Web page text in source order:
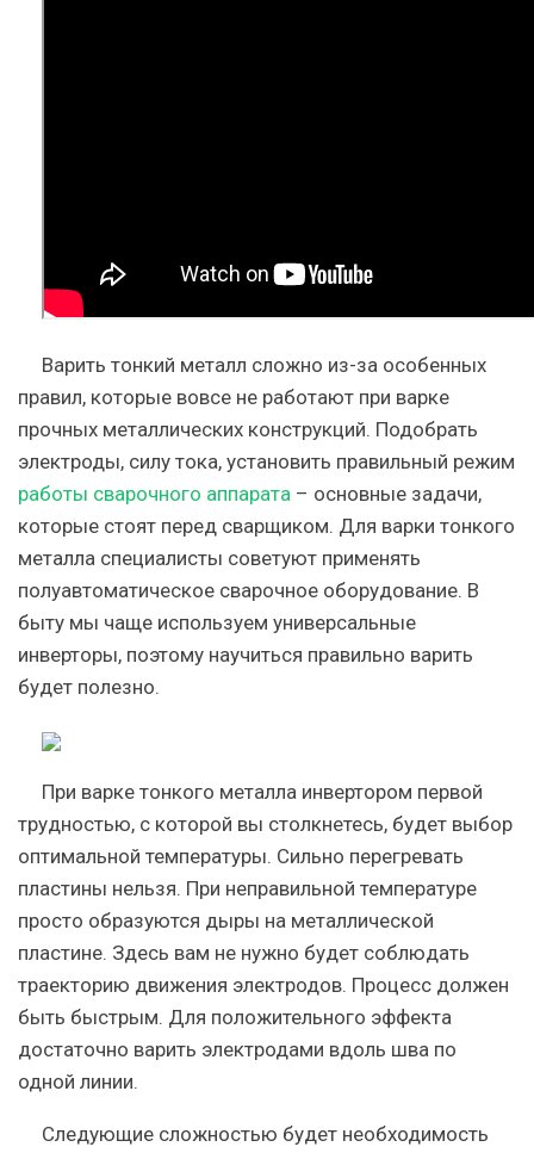
Варить тонкий металл сложно из-за особенных
правил, которые вовсе не работают при варке
прочных металлических конструкций. Подобрать
электроды, силу тока, установить правильный режим
работы сварочного аппарата – основные задачи,
которые стоят перед сварщиком. Для варки тонкого
металла специалисты советуют применять
полуавтоматическое сварочное оборудование. В
быту мы чаще используем универсальные
инверторы, поэтому научиться правильно варить
будет полезно.
При варке тонкого металла инвертором первой
трудностью, с которой вы столкнетесь, будет выбор
оптимальной температуры. Сильно перегревать
пластины нельзя. При неправильной температуре
просто образуются дыры на металлической
пластине. Здесь вам не нужно будет соблюдать
траекторию движения электродов. Процесс должен
быть быстрым. Для положительного эффекта
достаточно варить электродами вдоль шва по
одной линии.
Следующие сложностью будет необходимость